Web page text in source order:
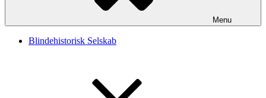
Menu
Blindehistorisk Selskab